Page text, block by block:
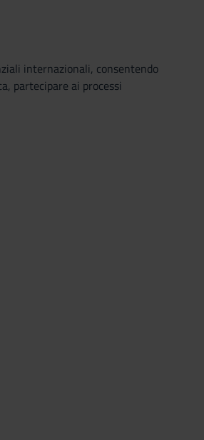
internazionali, consentendo
partecipare ai processi